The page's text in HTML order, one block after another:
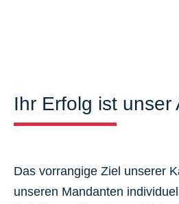
Ihr Erfolg ist unser
Das vorrangige Ziel unserer
unseren Mandanten